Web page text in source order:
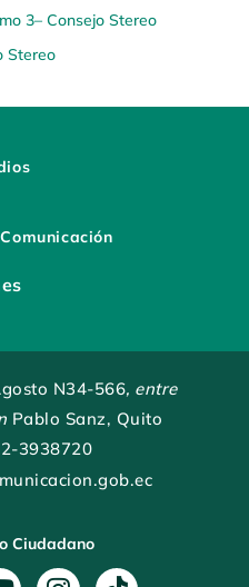
3– Consejo Stereo
Stereo
N34-566, entre
Pablo Sanz, Quito
3938720
Ciudadano